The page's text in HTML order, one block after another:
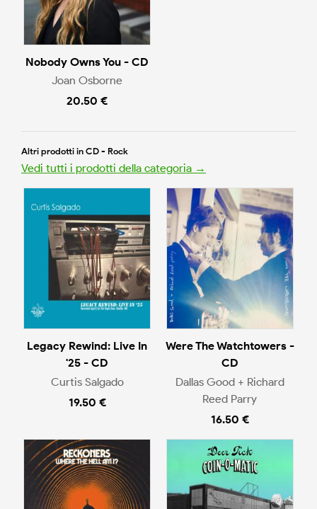
Nobody Owns You - CD
Joan Osborne
20.50 €
Altri prodotti in CD - Rock
Vedi tutti i prodotti della categoria →
Legacy Rewind: Live In
'25 - CD
Curtis Salgado
19.50 €
Were The Watchtowers -
CD
Dallas Good + Richard
Reed Parry
16.50 €